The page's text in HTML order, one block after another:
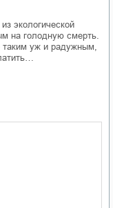
экологической
на голодную смерть.
уж и радужным,